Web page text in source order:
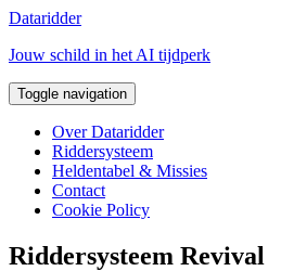
Naar
inhoud
Dataridder
Jouw schild in het AI tijdperk
Toggle navigation
Over Dataridder
Riddersysteem
Heldentabel & Missies
Contact
Cookie Policy
Riddersysteem Revival